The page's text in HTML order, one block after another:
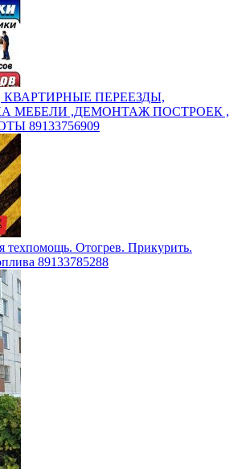
ПЕРЕЕЗДЫ,
МЕБЕЛИ ,ДЕМОНТАЖ ПОСТРОЕК ,
89133756909
техпомощь. Отогрев. Прикурить.
89133785288